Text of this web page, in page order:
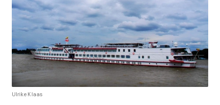
Ulrike Klaas